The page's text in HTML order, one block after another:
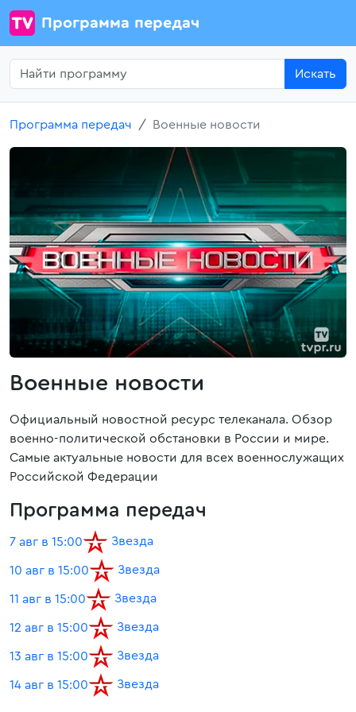
Программа передач
Искать
Программа передач Военные новости
Военные новости
Официальный новостной ресурс телеканала. Обзор
военно-политической обстановки в России и мире.
Самые актуальные новости для всех военнослужащих
Российской Федерации
Программа передач
7 авг в 15:00 Звезда
10 авг в 15:00 Звезда
11 авг в 15:00 Звезда
12 авг в 15:00 Звезда
13 авг в 15:00 Звезда
14 авг в 15:00 Звезда